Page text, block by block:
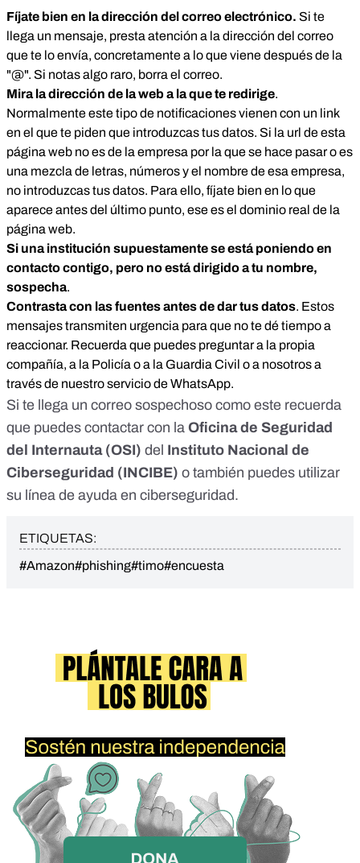
Fíjate bien en la dirección del correo electrónico. Si te
llega un mensaje, presta atención a la dirección del correo
que te lo envía, concretamente a lo que viene después de la
"@". Si notas algo raro, borra el correo.
Mira la dirección de la web a la que te redirige.
Normalmente este tipo de notificaciones vienen con un link
en el que te piden que introduzcas tus datos. Si la url de esta
página web no es de la empresa por la que se hace pasar o es
una mezcla de letras, números y el nombre de esa empresa,
no introduzcas tus datos. Para ello, fíjate bien en lo que
aparece antes del último punto, ese es el dominio real de la
página web.
Si una institución supuestamente se está poniendo en
contacto contigo, pero no está dirigido a tu nombre,
sospecha.
Contrasta con las fuentes antes de dar tus datos. Estos
mensajes transmiten urgencia para que no te dé tiempo a
reaccionar. Recuerda que puedes preguntar a la propia
compañía, a la Policía o a la Guardia Civil o a nosotros a
través de nuestro servicio de WhatsApp.
Si te llega un correo sospechoso como este recuerda
que puedes contactar con la Oficina de Seguridad
del Internauta(OSI) del Instituto Nacional de
Ciberseguridad (INCIBE) o también puedes utilizar
su línea de ayuda en ciberseguridad.
ETIQUETAS:
#Amazon#phishing#timo#encuesta